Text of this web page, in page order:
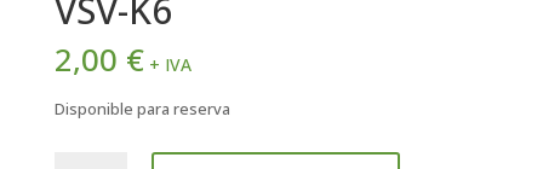
VSV-K6
2,00 € + IVA
Disponible para reserva